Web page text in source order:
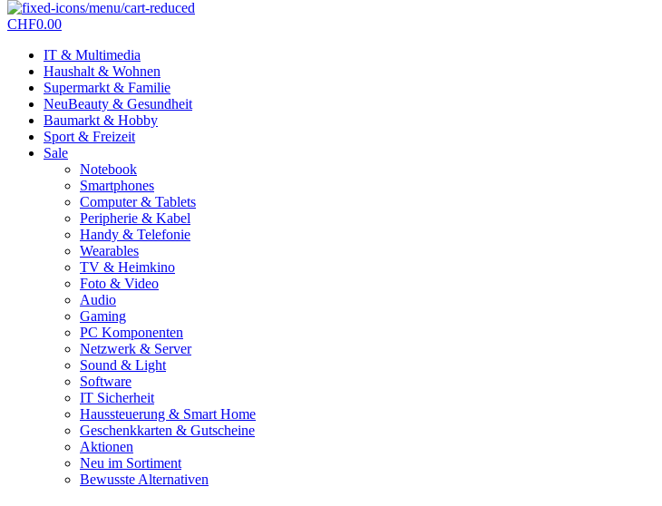
CHF0.00
IT & Multimedia
Haushalt & Wohnen
Supermarkt & Familie
NeuBeauty & Gesundheit
Baumarkt & Hobby
Sport & Freizeit
Sale
Notebook
Smartphones
Computer & Tablets
Peripherie & Kabel
Handy & Telefonie
Wearables
TV & Heimkino
Foto & Video
Audio
Gaming
PC Komponenten
Netzwerk & Server
Sound & Light
Software
IT Sicherheit
Haussteuerung & Smart Home
Geschenkkarten & Gutscheine
Aktionen
Neu im Sortiment
Bewusste Alternativen